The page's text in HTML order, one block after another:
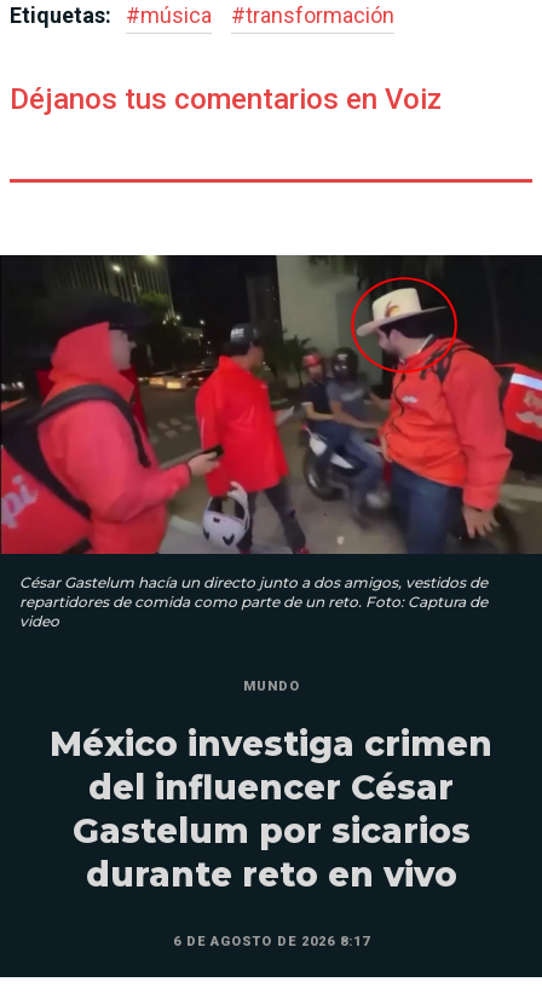
Etiquetas: #música #transformación
Déjanos tus comentarios en Voiz
César Gastelum hacía un directo junto a dos amigos, vestidos de
repartidores de comida como parte de un reto. Foto: Captura de
video
MUNDO
México investiga crimen
del influencer César
Gastelum por sicarios
durante reto en vivo
6 DE AGOSTO DE 2026 8:17